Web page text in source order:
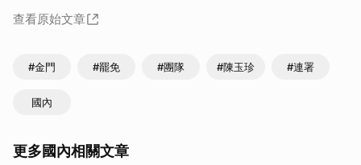
查看原始文章
#金門 #罷免 #團隊 #陳玉珍 #連署
國內
更多國內相關文章